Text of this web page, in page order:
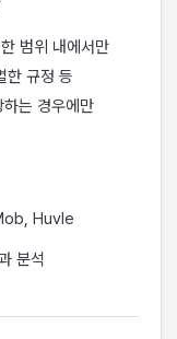
범위 내에서만
한 규정 등
하는 경우에만
Huvle
분석